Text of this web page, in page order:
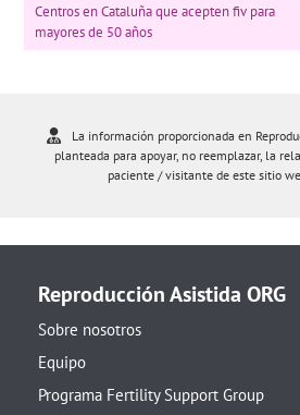
Centros en Cataluña que acepten fiv para
mayores de 50 años
La información proporcionada en
planteada para apoyar, no reemplazar, la
paciente / visitante de este sitio
Reproducción Asistida ORG
Sobre nosotros
Equipo
Programa Fertility Support Group